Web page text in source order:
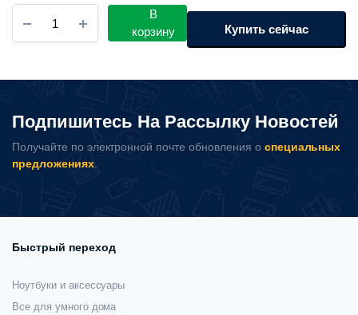
000 сум.
000 сум.
пылесос
для
Mijia
Wireless
Mite
Remover
В
корзину
Купить сейчас
Подпишитесь На Рассылку Новостей
Получайте по электронной почте обновления о специальных
предложениях.
Быстрый переход
Ноутбуки и аксессуары
Все для умного дома